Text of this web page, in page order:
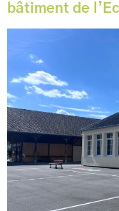
bâtiment de